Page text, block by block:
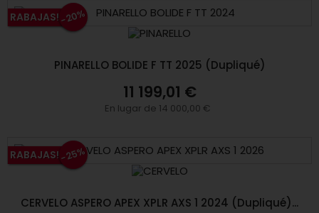
RABAJAS!-20%
PINARELLO BOLIDE F TT 2025 (Dupliqué)
11 199,01 €
En lugar de 14 000,00 €
RABAJAS!-25%
CERVELO ASPERO APEX XPLR AXS 1 2024 (Dupliqué)...